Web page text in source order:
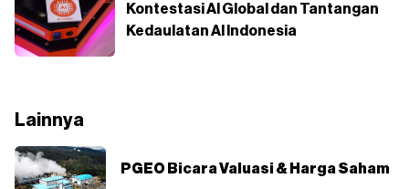
Kontestasi AI Global dan Tantangan
Kedaulatan AI Indonesia
Lainnya
PGEO Bicara Valuasi & Harga Saham